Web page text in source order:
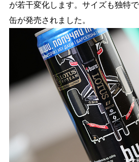
が若干変化します。サイズも独特
缶が発売されました。